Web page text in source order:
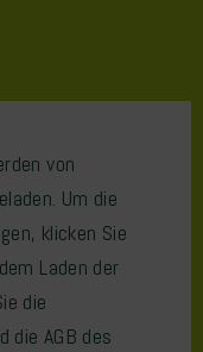
von
Um die
klicken Sie
Laden der
die
die AGB des